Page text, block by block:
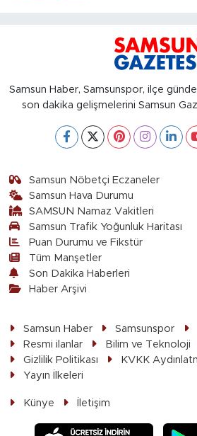
Samsun Haber, Samsunspor, ilçe
son dakika gelişmelerini Samsun
Samsun Nöbetçi Eczaneler
Samsun Hava Durumu
SAMSUN Namaz Vakitleri
Samsun Trafik Yoğunluk Haritası
Puan Durumu ve Fikstür
Tüm Manşetler
Son Dakika Haberleri
Haber Arşivi
Samsun Haber Samsunspor
Resmi ilanlar
Bilim ve Teknoloji
Gizlilik Politikası
KVKK
Yayın İlkeleri
Künye İletişim